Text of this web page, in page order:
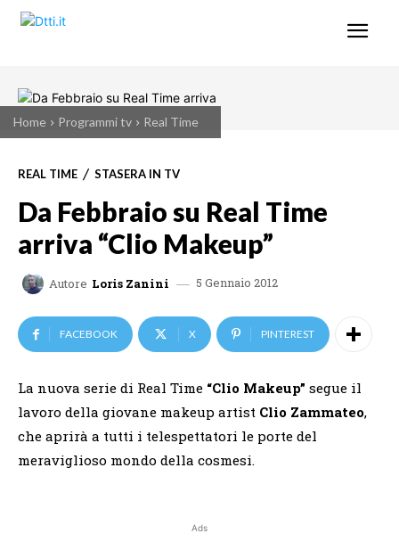
Home Programmi tv Real Time
REAL TIME STASERA IN TV
Da Febbraio su Real Time
arriva “Clio Makeup”
Autore Loris Zanini 5 Gennaio 2012
FACEBOOK X PINTEREST
La nuova serie di Real Time “Clio Makeup” segue il
lavoro della giovane makeup artist Clio Zammateo,
che aprirà a tutti i telespettatori le porte del
meraviglioso mondo della cosmesi.
Ads